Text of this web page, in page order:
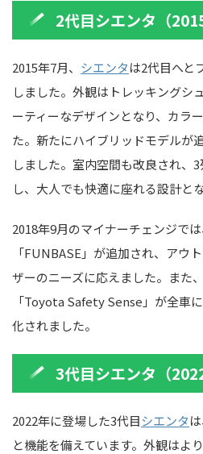
2代目シエンタ（
2015年7月、 シエンタは2代目へと
しました。外観はトレッキングシ
ーティーなデザインとなり、カラ
た。新たにハイブリッドモデルが
しました。室内空間も改良され、
し、大人でも快適に座れる設計と
2018年9月のマイナーチェンジで
「FUNBASE」が追加され、アウ
ザーのニーズに応えました。また
「Toyota Safety Sense」が全車
化されました。
3代目シエンタ（
2022年に登場した3代目シエンタ
と機能を備えています。外観はよ